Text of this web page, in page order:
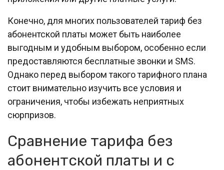
Конечно, для многих пользователей тариф без
абонентской платы может быть наиболее
выгодным и удобным выбором, особенно если
предоставляются бесплатные звонки и SMS.
Однако перед выбором такого тарифного плана
стоит внимательно изучить все условия и
ограничения, чтобы избежать неприятных
сюрпризов.
Сравнение тарифа без
абонентской платы и с